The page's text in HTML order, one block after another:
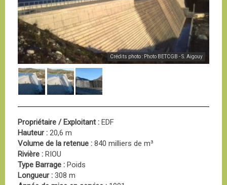
Crédits photo : Photo BETCGB - S. Aigouy
Propriétaire / Exploitant : EDF
Hauteur : 20,6 m
Volume de la retenue : 840 milliers de m³
Rivière : RIOU
Type Barrage : Poids
Longueur : 308 m